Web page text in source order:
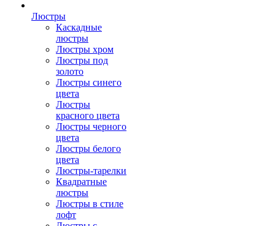
Люстры
Каскадные
люстры
Люстры хром
Люстры под
золото
Люстры синего
цвета
Люстры
красного цвета
Люстры черного
цвета
Люстры белого
цвета
Люстры-тарелки
Квадратные
люстры
Люстры в стиле
лофт